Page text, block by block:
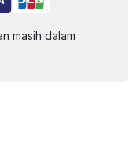
masih dalam